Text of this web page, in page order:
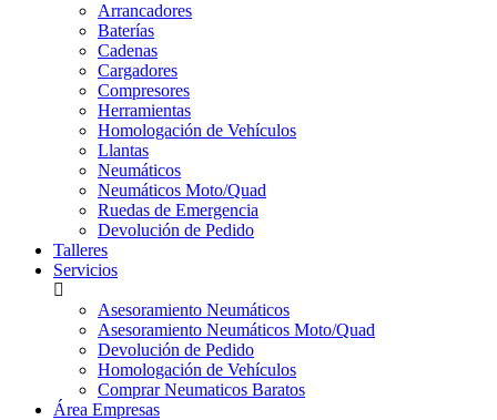
Arrancadores
Baterías
Cadenas
Cargadores
Compresores
Herramientas
Homologación de Vehículos
Llantas
Neumáticos
Neumáticos Moto/Quad
Ruedas de Emergencia
Devolución de Pedido
Talleres
Servicios
Asesoramiento Neumáticos
Asesoramiento Neumáticos Moto/Quad
Devolución de Pedido
Homologación de Vehículos
Comprar Neumaticos Baratos
Área Empresas